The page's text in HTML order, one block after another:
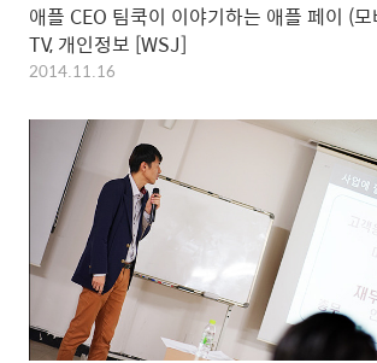
애플 CEO 팀쿡이 이야기하는 애플 페이 (
TV, 개인정보 [WSJ]
2014.11.16